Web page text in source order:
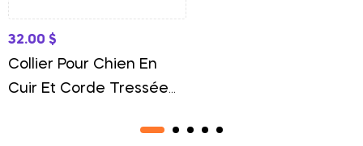
32.00 $
Collier Pour Chien En
Cuir Et Corde Tressée